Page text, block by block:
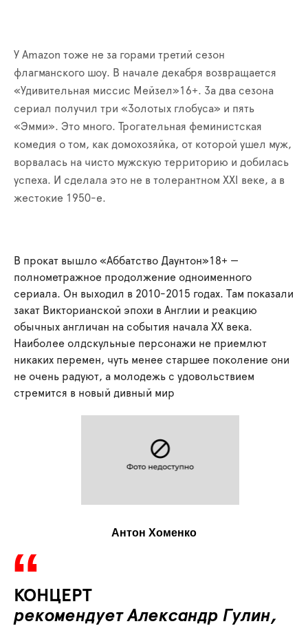
У Amazon тоже не за горами третий сезон
флагманского шоу. В начале декабря возвращается
«Удивительная миссис Мейзел»16+. За два сезона
сериал получил три «Золотых глобуса» и пять
«Эмми». Это много. Трогательная феминистская
комедия о том, как домохозяйка, от которой ушел муж,
ворвалась на чисто мужскую территорию и добилась
успеха. И сделала это не в толерантном XXI веке, а в
жестокие 1950-е.
В прокат вышло «Аббатство Даунтон»18+ —
полнометражное продолжение одноименного
сериала. Он выходил в 2010-2015 годах. Там показали
закат Викторианской эпохи в Англии и реакцию
обычных англичан на события начала XX века.
Наиболее олдскульные персонажи не приемлют
никаких перемен, чуть менее старшее поколение они
не очень радуют, а молодежь с удовольствием
стремится в новый дивный мир
Антон Хоменко
КОНЦЕРТ
рекомендует Александр Гулин,